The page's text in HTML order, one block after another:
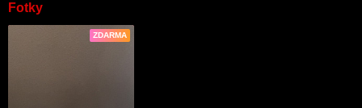
Fotky
ZDARMA